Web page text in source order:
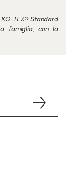
TEX® Standard
famiglia, con la